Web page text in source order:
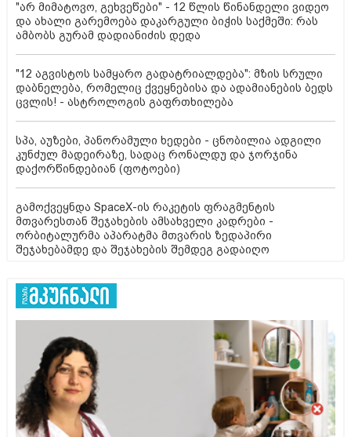
"არ მიმატოვო, გეხვეწები" - 12 წლის წინანდელი ვიდეო
და ახალი გარემოება დაკარგული ბიჭის საქმეში: რას
ამბობს გურამ დადიანიძის დედა
"12 აგვისტოს სამყარო გადატრიალდება": მზის სრული
დაბნელება, რომელიც ქვეყნებისა და ადამიანების ბედს
ცვლის! - ასტროლოგის გაფრთხილება
სპა, აუზები, პანორამული ხედები - ცნობილია ადგილი
კუნძულ მადეირაზე, სადაც რონალდუ და ჯორჯინა
დაქორწინდებიან (ფოტოები)
გამოქვეყნდა SpaceX-ის რაკეტის ფრაგმენტის
მთვარესთან შეჯახების ამსახველი კადრები -
ორბიტალურმა აპარატმა მთვარის ზედაპირი
შეჯახებამდე და შეჯახების შემდეგ გადაიღო